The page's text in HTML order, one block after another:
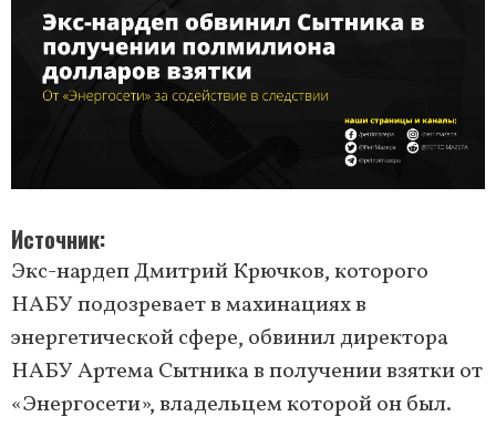
Источник
Экс-нардеп Дмитрий Крючков, которого
НАБУ подозревает в махинациях в
энергетической сфере, обвинил директора
НАБУ Артема Сытника в получении взятки от
«Энергосети», владельцем которой он был.